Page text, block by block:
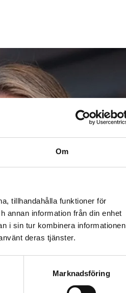
Om
tillhandahålla funktioner för
annan information från din enhet
i sin tur kombinera informationen
deras tjänster.
Marknadsföring